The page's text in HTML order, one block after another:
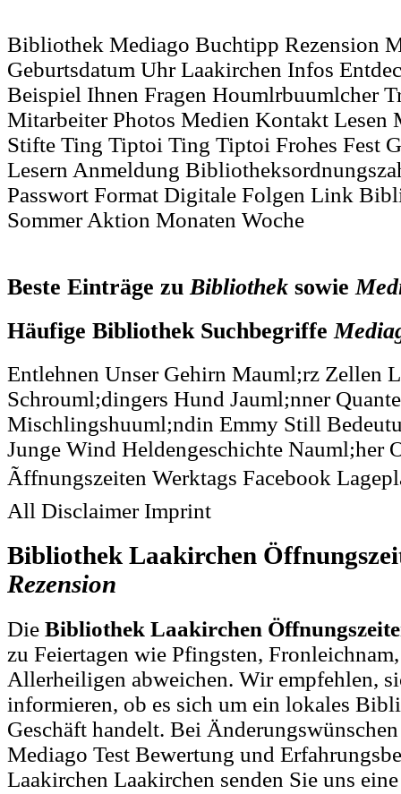
Bibliothek Mediago Buchtipp Rezension
Geburtsdatum Uhr Laakirchen Infos
Beispiel Ihnen Fragen Houmlrbuumlcher
Mitarbeiter Photos Medien Kontakt Lesen
Stifte Ting Tiptoi Ting Tiptoi Frohes Fest
Lesern Anmeldung
Passwort Format Digitale Folgen Link
Sommer Aktion Monaten Woche
Beste Einträge zuBibliothek sowie
Häufige Bibliothek Suchbegriffe
Entlehnen Unser Gehirn Mauml;rz Zellen
Schrouml;dingers Hund Jauml;nner
Mischlingshuuml;ndin Emmy Still
Junge Wind Heldengeschichte Nauml;her
Ãffnungszeiten Werktags Facebook
All Disclaimer Imprint
Bibliothek Laakirchen
Rezension
Die Bibliothek Laakirchen
zu Feiertagen wie Pfingsten,
Allerheiligen abweichen. Wir empfehlen,
informieren, ob es sich um ein lokales
Geschäft handelt. Bei
Mediago Test Bewertung und
Laakirchen Laakirchen senden Sie uns